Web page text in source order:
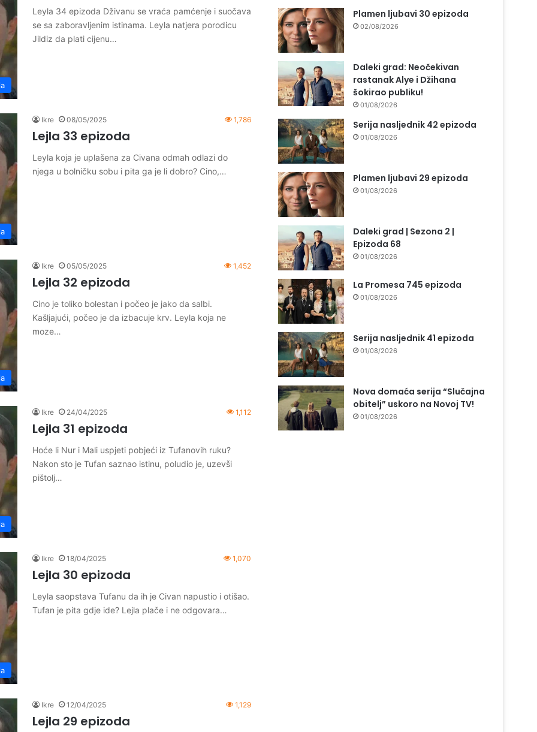
Leyla 34 epizoda Dživanu se vraća pamćenje i suočava
se sa zaboravljenim istinama. Leyla natjera porodicu
Jildiz da plati cijenu…
Ikre 08/05/2025 1,786
Lejla 33 epizoda
Leyla koja je uplašena za Civana odmah odlazi do
njega u bolničku sobu i pita ga je li dobro? Cino,…
Ikre 05/05/2025 1,452
Lejla 32 epizoda
Cino je toliko bolestan i počeo je jako da salbi.
Kašljajući, počeo je da izbacuje krv. Leyla koja ne
moze…
Ikre 24/04/2025 1,112
Lejla 31 epizoda
Hoće li Nur i Mali uspjeti pobjeći iz Tufanovih ruku?
Nakon sto je Tufan saznao istinu, poludio je, uzevši
pištolj…
Ikre 18/04/2025 1,070
Lejla 30 epizoda
Leyla saopstava Tufanu da ih je Civan napustio i otišao.
Tufan je pita gdje ide? Lejla plače i ne odgovara…
Ikre 12/04/2025 1,129
Lejla 29 epizoda
Plamen ljubavi 30 epizoda
02/08/2026
Daleki grad: Neočekivan
rastanak Alye i Džihana
šokirao publiku!
01/08/2026
Serija nasljednik 42 epizoda
01/08/2026
Plamen ljubavi 29 epizoda
01/08/2026
Daleki grad | Sezona 2 |
Epizoda 68
01/08/2026
La Promesa 745 epizoda
01/08/2026
Serija nasljednik 41 epizoda
01/08/2026
Nova domaća serija “Slučajna
obitelj” uskoro na Novoj TV!
01/08/2026